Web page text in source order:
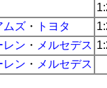
ムズ ・ トヨタ
レン ・ メルセデス
レン ・ メルセデス